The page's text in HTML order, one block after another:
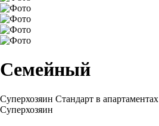
Семейный
Суперхозяин Стандарт в апартаментах
Суперхозяин